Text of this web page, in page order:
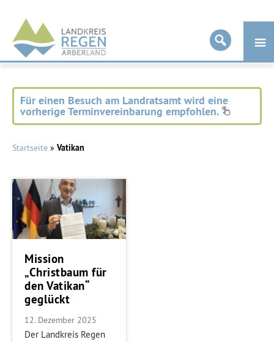
Landkreis
Regen
Für einen Besuch am Landratsamt wird eine
vorherige Terminvereinbarung empfohlen.
Startseite » Vatikan
Mission
„Christbaum für
den Vatikan“
geglückt
12. Dezember 2025
Der Landkreis Regen